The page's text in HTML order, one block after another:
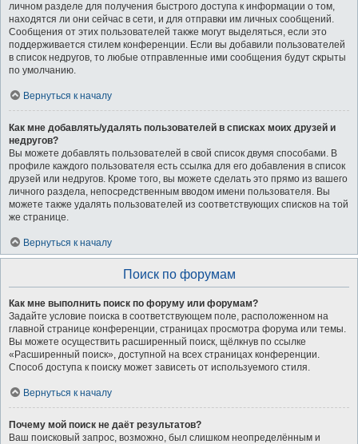
личном разделе для получения быстрого доступа к информации о том,
находятся ли они сейчас в сети, и для отправки им личных сообщений.
Сообщения от этих пользователей также могут выделяться, если это
поддерживается стилем конференции. Если вы добавили пользователей
в список недругов, то любые отправленные ими сообщения будут скрыты
по умолчанию.
Вернуться к началу
Как мне добавлять/удалять пользователей в списках моих друзей и
недругов?
Вы можете добавлять пользователей в свой список двумя способами. В
профиле каждого пользователя есть ссылка для его добавления в список
друзей или недругов. Кроме того, вы можете сделать это прямо из вашего
личного раздела, непосредственным вводом имени пользователя. Вы
можете также удалять пользователей из соответствующих списков на той
же странице.
Вернуться к началу
Поиск по форумам
Как мне выполнить поиск по форуму или форумам?
Задайте условие поиска в соответствующем поле, расположенном на
главной странице конференции, страницах просмотра форума или темы.
Вы можете осуществить расширенный поиск, щёлкнув по ссылке
«Расширенный поиск», доступной на всех страницах конференции.
Способ доступа к поиску может зависеть от используемого стиля.
Вернуться к началу
Почему мой поиск не даёт результатов?
Ваш поисковый запрос, возможно, был слишком неопределённым и